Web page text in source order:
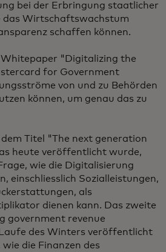
bei der Erbringung staatlicher
das Wirtschaftswachstum
schaffen können.
Whitepaper "Digitalizing the
for Government
von und zu Behörden
können, um genau das zu
Titel "The next generation
heute veröffentlicht wurde,
wie die Digitalisierung
einschliesslich Sozialleistungen,
als
dienen kann. Das zweite
government revenue
des Winters veröffentlicht
die Finanzen des